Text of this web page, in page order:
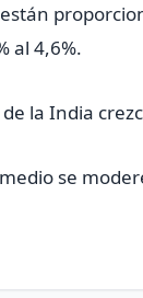
al 4,6%.
la India
se